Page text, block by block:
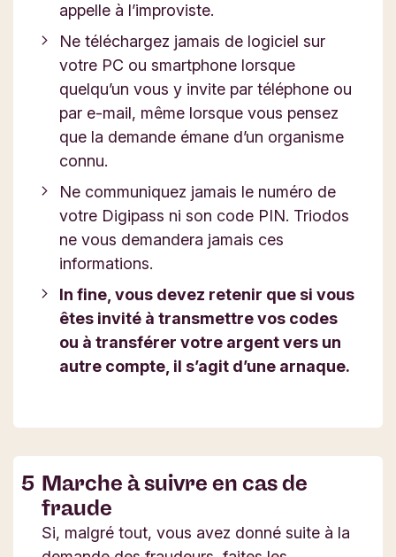
appelle à l’improviste.
Ne téléchargez jamais de logiciel sur
votre PC ou smartphone lorsque
quelqu’un vous y invite par téléphone ou
par e-mail, même lorsque vous pensez
que la demande émane d’un organisme
connu.
Ne communiquez jamais le numéro de
votre Digipass ni son code PIN. Triodos
ne vous demandera jamais ces
informations.
In fine, vous devez retenir que si vous
êtes invité à transmettre vos codes
ou à transférer votre argent vers un
autre compte, il s’agit d’une arnaque.
Marche à suivre en cas de
fraude
Si, malgré tout, vous avez donné suite à la